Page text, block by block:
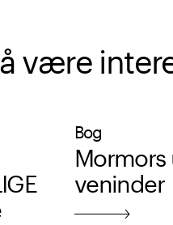
være
Bog
veninder